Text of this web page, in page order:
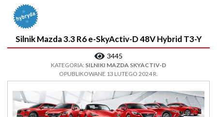
Silnik Mazda 3.3 R6 e-SkyActiv-D 48V Hybrid T3-Y
3445
KATEGORIA: SILNIKI MAZDA SKYACTIV-D
OPUBLIKOWANE 13 LUTEGO 2024 R.